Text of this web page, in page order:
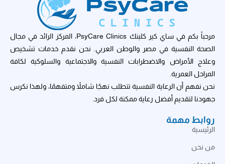
مرحباً بكم في ساي كير كلينك PsyCare Clinics، المركز الرائد في مجال
الصحة النفسية في مصر والوطن العربي. نحن نقدم خدمات تشخيص
وعلاج الأمراض والاضطرابات النفسية والاجتماعية والسلوكية لكافة
المراحل العمرية.
نحن نفهم أن الرعاية النفسية تتطلب نهجًا شاملاً ومتفهمًا، ولهذا نكرس
جهودنا لتقديم أفضل رعاية ممكنة لكل فرد.
روابط مهمة
الرئيسية
من نحن